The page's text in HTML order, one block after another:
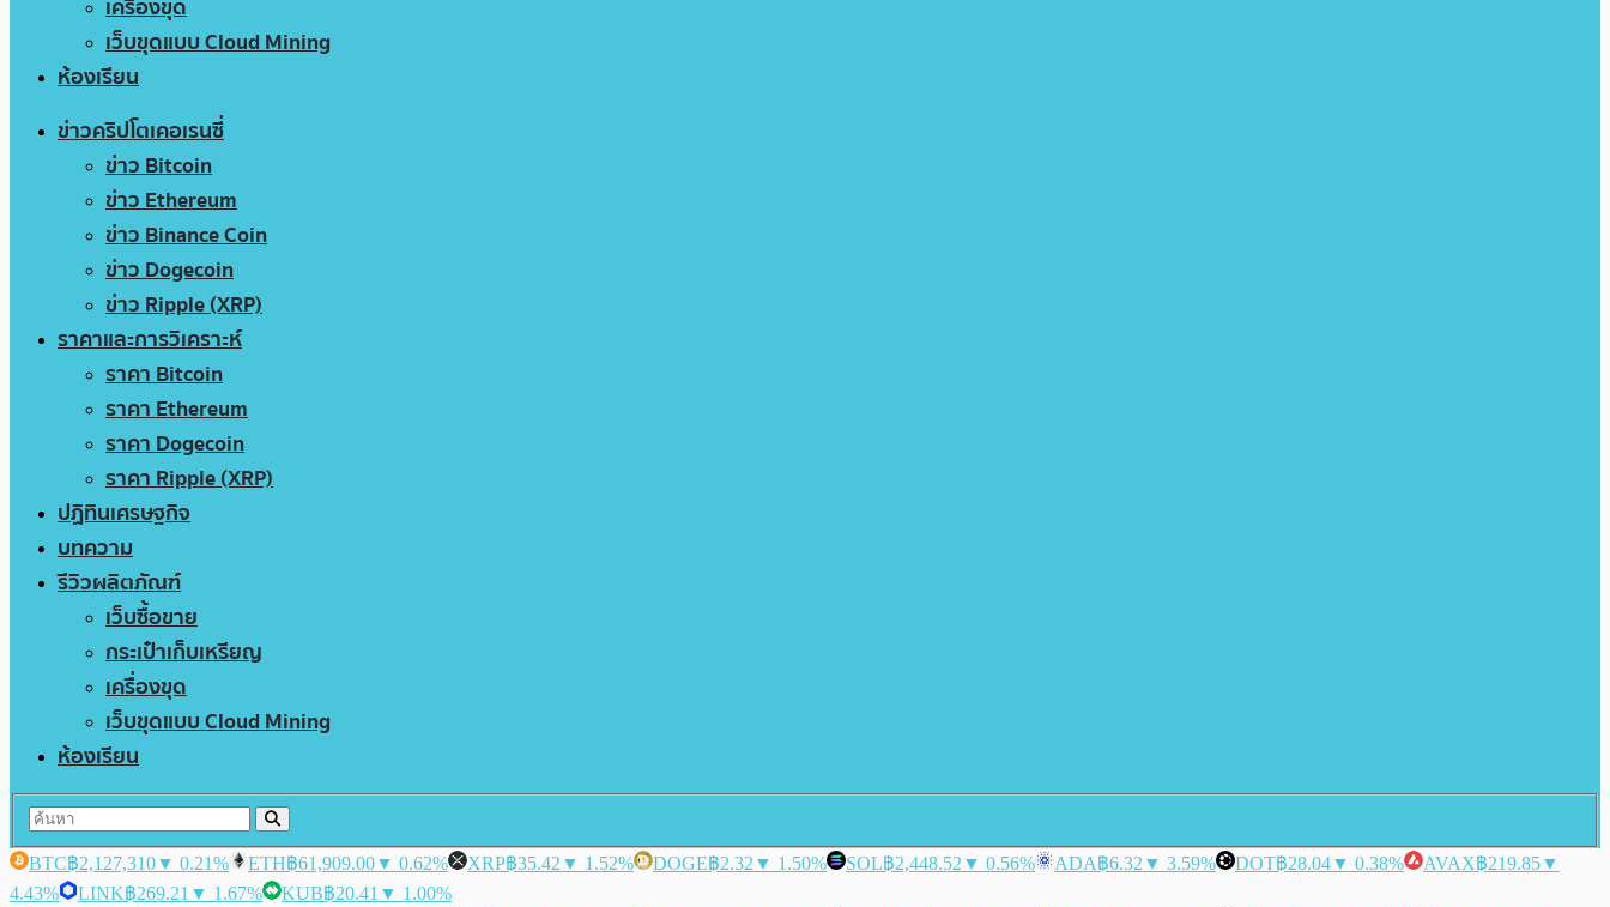
เครื่องขุด
เว็บขุดแบบ Cloud Mining
ห้องเรียน
ข่าวคริปโตเคอเรนซี่
ข่าว Bitcoin
ข่าว Ethereum
ข่าว Binance Coin
ข่าว Dogecoin
ข่าว Ripple (XRP)
ราคาและการวิเคราะห์
ราคา Bitcoin
ราคา Ethereum
ราคา Dogecoin
ราคา Ripple (XRP)
ปฏิทินเศรษฐกิจ
บทความ
รีวิวผลิตภัณฑ์
เว็บซื้อขาย
กระเป๋าเก็บเหรียญ
เครื่องขุด
เว็บขุดแบบ Cloud Mining
ห้องเรียน
BTC฿2,127,310▼ 0.21% ETH฿61,909.00▼ 0.62% XRP฿35.42 ▼ 1.52% DOGE฿2.32 ▼ 1.50% SOL฿2,448.52 ▼ 0.56% ADA฿6.32 ▼ 3.59% DOT฿28.04▼ 0.38% AVAX฿219.85▼
4.43%
LINK฿269.21 ▼ 1.67% KUB฿20.41 ▼ 1.00%